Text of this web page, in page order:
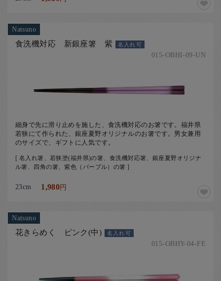
Natsuno
食洗機対応 新銀座箸 紫 名入れ可
015-OBHI-09-UN
細身で先に滑り止めを施した、食洗機対応のお箸です。福井県
若狭にて作られた、銀座夏野オリジナルのお箸です。男女兼用
のサイズで、ギフトに人気です。
[ 名入れ箸、若狭塗(福井県)の箸、食洗機対応箸、銀座夏野オリジナ
ル箸、四角の箸、紫色（パープル）の箸 ]
23cm 1,980円
Natsuno
花きらめく ピンク(中) 名入れ可
015-OBHY-04-FE